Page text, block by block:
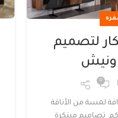
| 5 أفكار لتصميم
ونيش
0
لمسة من الأناقة
تصاميم مبتكرة